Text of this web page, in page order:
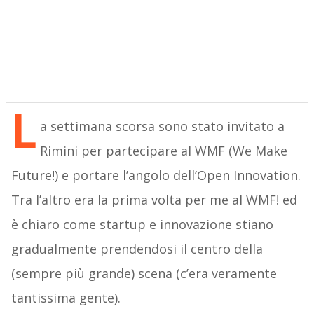
L a settimana scorsa sono stato invitato a
Rimini per partecipare al WMF (We Make
Future!) e portare l’angolo dell’Open Innovation.
Tra l’altro era la prima volta per me al WMF! ed
è chiaro come startup e innovazione stiano
gradualmente prendendosi il centro della
(sempre più grande) scena (c’era veramente
tantissima gente).